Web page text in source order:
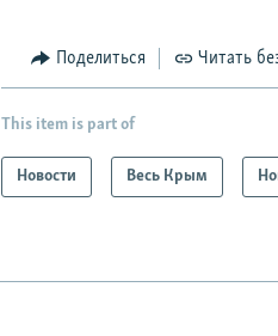
Поделиться Читать
This item is part of
Новости Весь Крым